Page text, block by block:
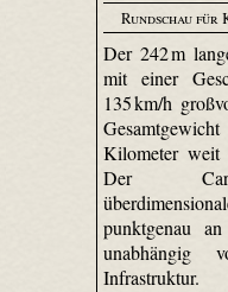
Rundschau
Der 242 m
mit einer
135 km/h
Kilometer weit
Der
punktgenau
Infrastruktur.